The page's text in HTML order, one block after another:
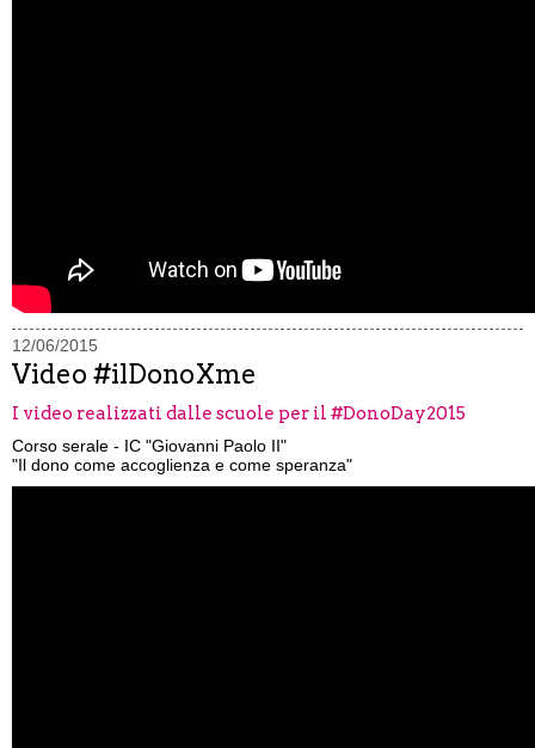
12/06/2015
Video #ilDonoXme
I video realizzati dalle scuole per il #DonoDay2015
Corso serale - IC "Giovanni Paolo II"
"Il dono come accoglienza e come speranza"